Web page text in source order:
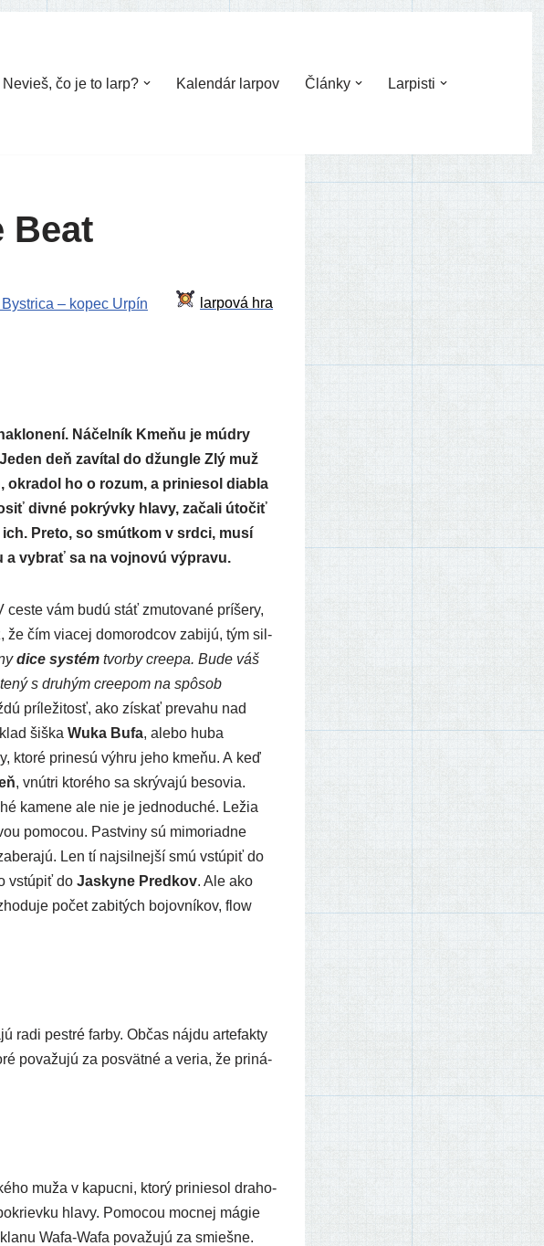
Nevieš, čo je to larp? Kalendár larpov Články Larpisti
Beat
– kopec Urpín
Náčelník Kmeňu je múd­ry
deň zaví­tal do džun­gle Zlý muž
ho o roz­um, a pri­nie­sol diab­la
div­né pokrýv­ky hla­vy, zača­li úto­čiť
Preto, so smút­kom v srd­ci, musí
a vybrať sa na voj­no­vú výpravu.
vám budú stáť zmu­to­va­né prí­še­ry,
že čím via­cej domo­rod­cov zabi­jú, tým sil­
dice sys­témtvor­by cre­e­pa. Bude váš
s dru­hým cre­e­pom na spô­sob
prí­le­ži­tosť, ako zís­kať pre­va­hu nad
šiš­ka Wuka Bufa, ale­bo huba
kto­ré pri­ne­sú výhru jeho kme­ňu. A keď
, vnút­ri kto­ré­ho sa skrý­va­jú beso­via.
kame­ne ale nie je jed­no­du­ché. Ležia
pomo­cou. Pastviny sú mimo­riad­ne
Len tí naj­sil­nej­ší smú vstú­piť do
vstú­piť do Jaskyne Predkov. Ale ako
počet zabi­tých bojov­ní­kov, flow
radi pes­tré far­by. Občas náj­du arte­fak­ty
pova­žu­jú za posvät­né a veria, že pri­ná­
muža v kapuc­ni, kto­rý pri­nie­sol dra­ho­
hla­vy. Pomocou moc­nej mágie
Wafa-Wafa pova­žu­jú za smiešne.